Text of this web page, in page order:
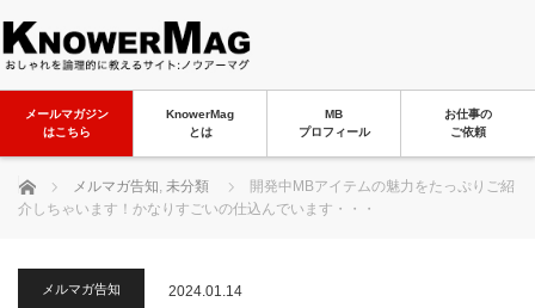
メールマガジン
はこちら
KnowerMag
とは
MB
プロフィール
お仕事の
ご依頼
ホーム メルマガ告知, 未分類
開発中MBアイテムの魅力をたっぷりご紹
介しちゃいます！かなりすごいの仕込んでいます・・・
メルマガ告知 2024.01.14